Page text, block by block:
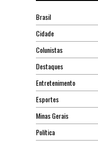
Brasil
Cidade
Colunistas
Destaques
Entretenimento
Esportes
Minas Gerais
Política